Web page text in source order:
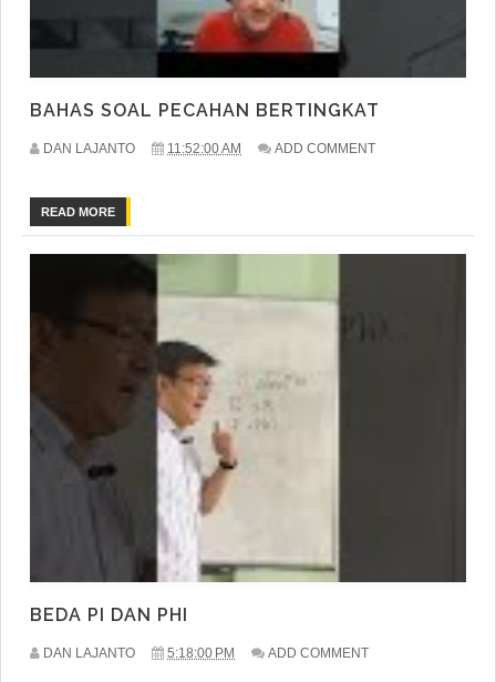
BAHAS SOAL PECAHAN BERTINGKAT
DAN LAJANTO 11:52:00 AM ADD COMMENT
READ MORE
BEDA PI DAN PHI
DAN LAJANTO 5:18:00 PM ADD COMMENT